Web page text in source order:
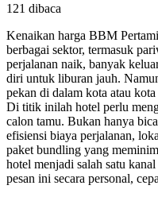
121 dibaca
Kenaikan harga BBM
berbagai sektor, termasuk
perjalanan naik, banyak
diri untuk liburan jauh.
pekan di dalam kota atau
Di titik inilah hotel perlu
calon tamu. Bukan hanya
efisiensi biaya perjalanan,
paket bundling yang
hotel menjadi salah satu
pesan ini secara personal,